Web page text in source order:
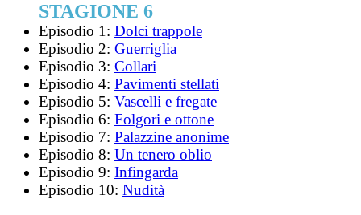
STAGIONE 6
Episodio 1: Dolci trappole
Episodio 2: Guerriglia
Episodio 3: Collari
Episodio 4: Pavimenti stellati
Episodio 5: Vascelli e fregate
Episodio 6: Folgori e ottone
Episodio 7: Palazzine anonime
Episodio 8: Un tenero oblio
Episodio 9: Infingarda
Episodio 10: Nudità